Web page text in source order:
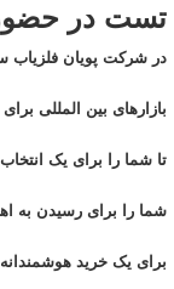
تست در
در شرکت پویان فلزیاب
بازار‌های بین المللی
تا شما را برای یک
شما را برای رسیدن به
برای یک خرید هوشمندانه